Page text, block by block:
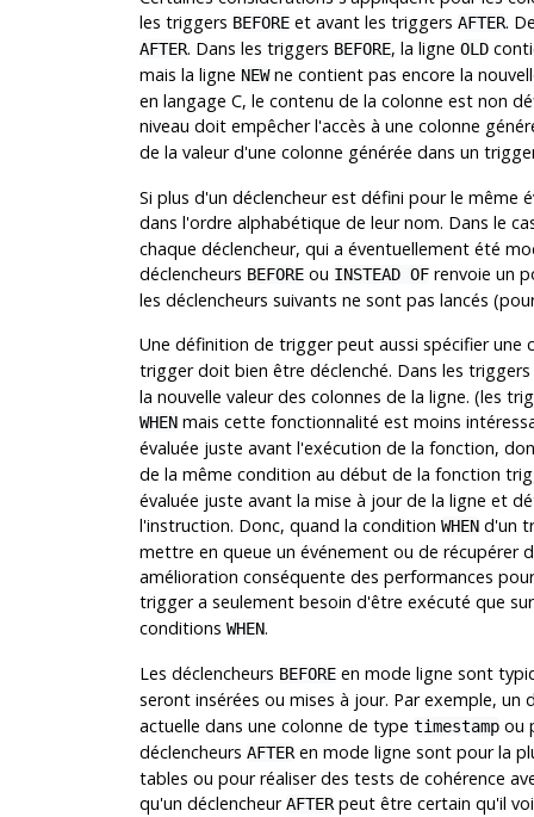
les triggers BEFOREet avant les triggers AFTER.
AFTER. Dans les triggers BEFORE, la ligne OLD
mais la ligne NEWne contient pas encore la
en langage C, le contenu de la colonne est non
niveau doit empêcher l'accès à une colonne
de la valeur d'une colonne générée dans un
Si plus d'un déclencheur est défini pour le même
dans l'ordre alphabétique de leur nom. Dans le
chaque déclencheur, qui a éventuellement été
déclencheurs BEFOREou INSTEAD OFrenvoie un
les déclencheurs suivants ne sont pas lancés
Une définition de trigger peut aussi spécifier une
trigger doit bien être déclenché. Dans les
la nouvelle valeur des colonnes de la ligne. (les
WHENmais cette fonctionnalité est moins
évaluée juste avant l'exécution de la fonction,
de la même condition au début de la fonction
évaluée juste avant la mise à jour de la ligne et
l'instruction. Donc, quand la condition WHENd'un
mettre en queue un événement ou de récupérer
amélioration conséquente des performances
trigger a seulement besoin d'être exécuté que
conditions WHEN.
Les déclencheurs BEFOREen mode ligne sont
seront insérées ou mises à jour. Par exemple, un
actuelle dans une colonne de type timestampou
déclencheurs AFTERen mode ligne sont pour la
tables ou pour réaliser des tests de cohérence
qu'un déclencheurAFTERpeut être certain qu'il